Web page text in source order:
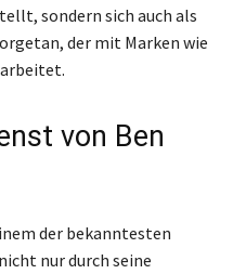
sondern sich auch als
der mit Marken wie
von Ben
der bekanntesten
nur durch seine